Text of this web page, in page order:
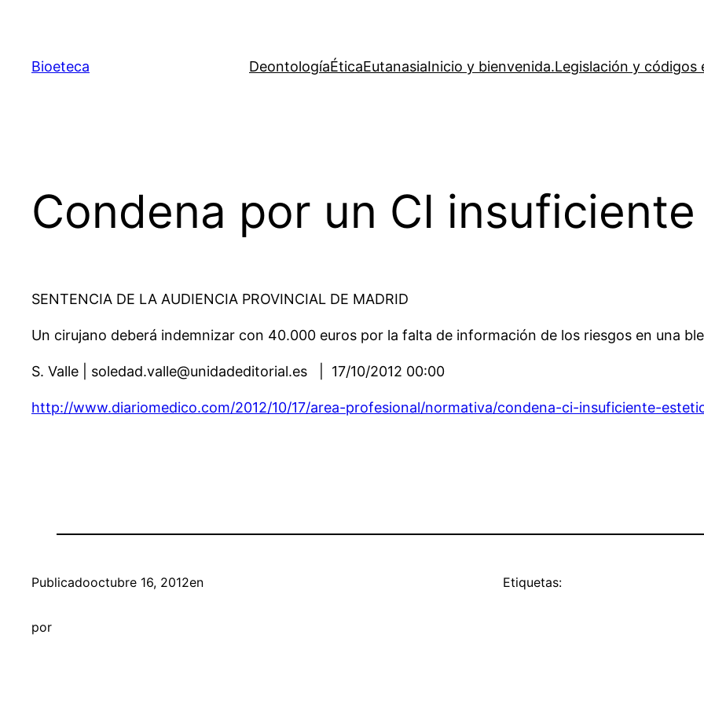
contenido
Bioeteca DeontologíaÉticaEutanasiaInicio y bienvenida.Legislación y códigos
Condena por un CI
SENTENCIA DE LA AUDIENCIA PROVINCIAL DE MADRID
Un cirujano deberá indemnizar con 40.000 euros por la falta de información de los riesgos en una
S. Valle | soledad.valle@unidadeditorial.es | 17/10/2012 00:00
http://www.diariomedico.com/2012/10/17/area-profesional/normativa/condena-ci-insuficiente-
Publicadooctubre 16, 2012en
por
Etiquetas: